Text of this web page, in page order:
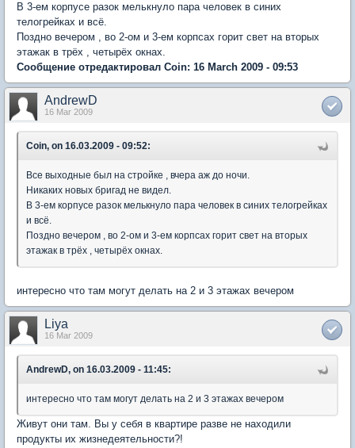
В 3-ем корпусе разок мелькнуло пара человек в синих
телогрейках и всё.
Поздно вечером , во 2-ом и 3-ем корпсах горит свет на вторых
этажак в трёх , четырёх окнах.
Сообщение отредактировал Coin: 16 March 2009 - 09:53
AndrewD
16 Mar 2009
Coin, on 16.03.2009 - 09:52:
Все выходные был на стройке , вчера аж до ночи.
Никаких новых бригад не видел.
В 3-ем корпусе разок мелькнуло пара человек в синих телогрейках
и всё.
Поздно вечером , во 2-ом и 3-ем корпсах горит свет на вторых
этажак в трёх , четырёх окнах.
интересно что там могут делать на 2 и 3 этажах вечером
Liya
16 Mar 2009
AndrewD, on 16.03.2009 - 11:45:
интересно что там могут делать на 2 и 3 этажах вечером
Живут они там. Вы у себя в квартире разве не находили
продукты их жизнедеятельности?!